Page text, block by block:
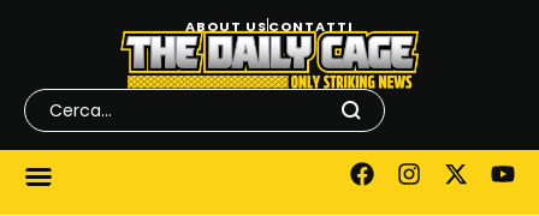
ABOUT USCONTATTI